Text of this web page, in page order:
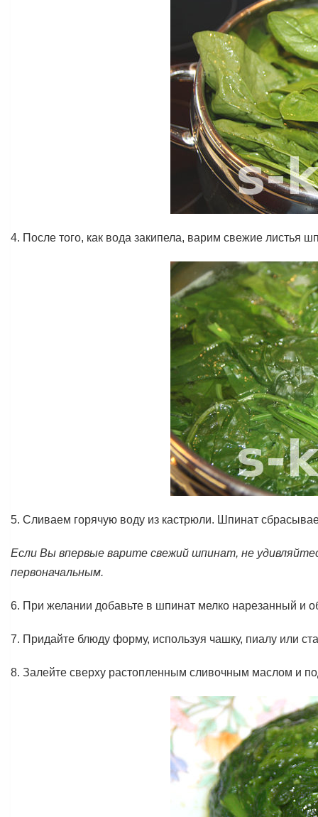
4. После того, как вода закипела, варим свежие
5. Сливаем горячую воду из кастрюли. Шпинат
Если Вы впервые варите свежий шпинат, не
первоначальным.
6. При желании добавьте в шпинат мелко нарезанный и
7. Придайте блюду форму, используя чашку, пиалу или
8. Залейте сверху растопленным сливочным маслом и